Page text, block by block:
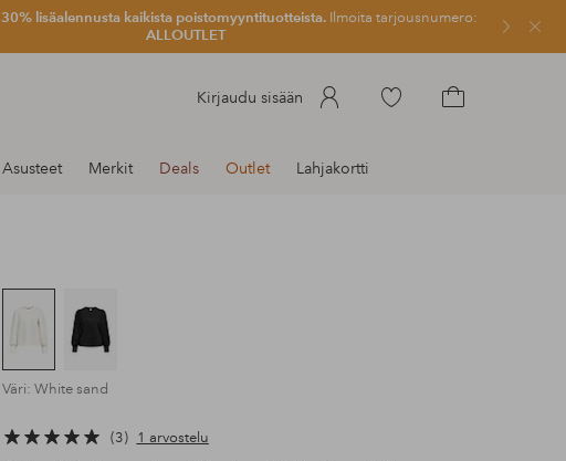
30% lisäalennusta kaikista poistomyyntituotteista.Ilmoita tarjousnumero:
ALLOUTLET
Sulje
Kirjaudu sisään
Siirry
Asusteet Merkit Deals Outlet Lahjakortti
Väri: White sand
3 1 arvostelu